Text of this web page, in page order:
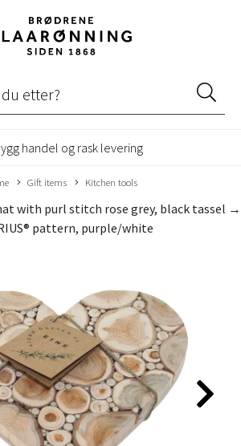
handel og rask levering
Gift items Kitchen tools
with purl stitch rose grey, black tassel →
pattern, purple/white